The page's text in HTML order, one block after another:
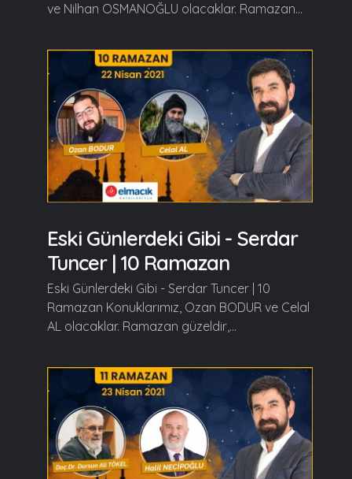
ve Nilhan OSMANOĞLU olacaklar. Ramazan...
Eski Günlerdeki Gibi - Serdar
Tuncer | 10 Ramazan
Eski Günlerdeki Gibi - Serdar Tuncer | 10
Ramazan Konuklarımız, Ozan BODUR ve Celal
AL olacaklar. Ramazan güzeldir,...